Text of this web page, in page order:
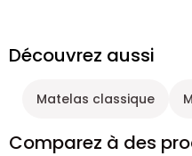
Découvrez aussi
Matelas classique
Comparez à des